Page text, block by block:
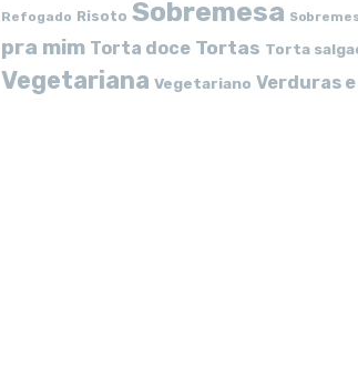
Refogado Risoto Sobremesa
pra mim Torta doce Tortas Torta
Vegetariana Vegetariano Verduras